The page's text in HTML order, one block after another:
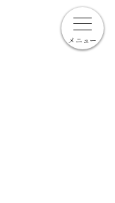
メニュー